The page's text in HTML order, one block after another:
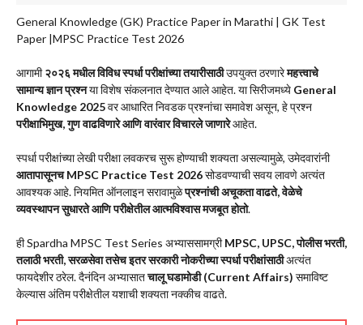
General Knowledge (GK) Practice Paper in Marathi | GK Test
Paper |MPSC Practice Test 2026
आगामी२०२६ मधील विविध स्पर्धा परीक्षांच्या तयारीसाठीउपयुक्त ठरणारेमहत्त्वाचे
सामान्य ज्ञान प्रश्नया विशेष संकलनात देण्यात आले आहेत. या सिरीजमध्ये General
Knowledge 2025वर आधारित निवडक प्रश्नांचा समावेश असून, हे प्रश्न
परीक्षाभिमुख, गुण वाढविणारे आणि वारंवार विचारले जाणारेआहेत.
स्पर्धा परीक्षांच्या लेखी परीक्षा लवकरच सुरू होण्याची शक्यता असल्यामुळे, उमेदवारांनी
आतापासूनच MPSC Practice Test 2026सोडवण्याची सवय लावणे अत्यंत
आवश्यक आहे. नियमित ऑनलाइन सरावामुळेप्रश्नांची अचूकता वाढते, वेळेचे
व्यवस्थापन सुधारते आणि परीक्षेतील आत्मविश्वास मजबूत होतो.
ही Spardha MPSC Test Series अभ्याससामग्रीMPSC, UPSC, पोलीस भरती,
तलाठी भरती, सरळसेवा तसेच इतर सरकारी नोकरीच्या स्पर्धा परीक्षांसाठीअत्यंत
फायदेशीर ठरेल. दैनंदिन अभ्यासातचालू घडामोडी (Current Affairs) समाविष्ट
केल्यास अंतिम परीक्षेतील यशाची शक्यता नक्कीच वाढते.